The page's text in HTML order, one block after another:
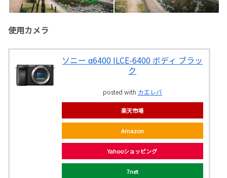
使用カメラ
ソニー α6400 ILCE-6400 ボディ ブラッ
ク
posted with カエレバ
楽天市場
Amazon
Yahooショッピング
7net